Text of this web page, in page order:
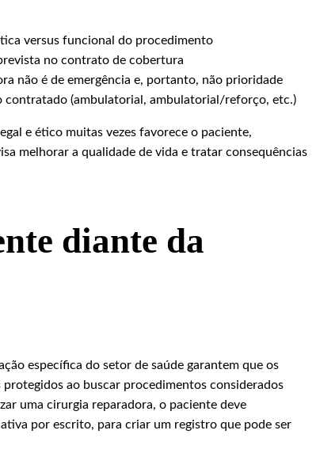
versus funcional do procedimento
no contrato de cobertura
não é de emergência e, portanto, não prioridade
contratado (ambulatorial, ambulatorial/reforço, etc.)
e ético muitas vezes favorece o paciente,
melhorar a qualidade de vida e tratar consequências
diante da
específica do setor de saúde garantem que os
ao buscar procedimentos considerados
uma cirurgia reparadora, o paciente deve
por escrito, para criar um registro que pode ser